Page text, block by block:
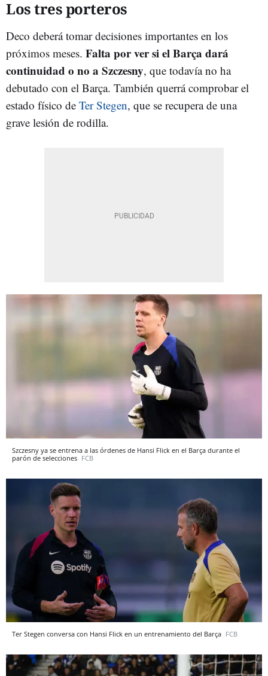
Los tres porteros
Deco deberá tomar decisiones importantes en los
próximos meses. Falta por ver si el Barça dará
continuidad o no a Szczesny, que todavía no ha
debutado con el Barça. También querrá comprobar el
estado físico de Ter Stegen, que se recupera de una
grave lesión de rodilla.
Szczesny ya se entrena a las órdenes de Hansi Flick en el Barça durante el
parón de selecciones FCB
Ter Stegen conversa con Hansi Flick en un entrenamiento del Barça FCB